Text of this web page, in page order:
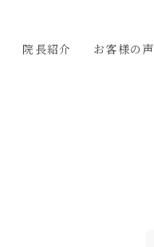
院長紹介 お客様の声